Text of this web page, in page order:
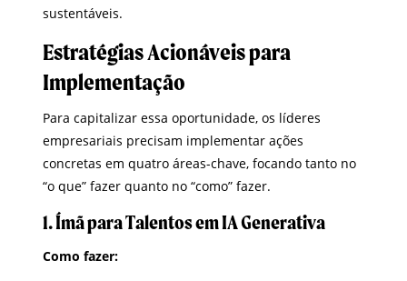
sustentáveis.
Estratégias Acionáveis para
Implementação
Para capitalizar essa oportunidade, os líderes
empresariais precisam implementar ações
concretas em quatro áreas-chave, focando tanto no
“o que” fazer quanto no “como” fazer.
1. Ímã para Talentos em IA Generativa
Como fazer: